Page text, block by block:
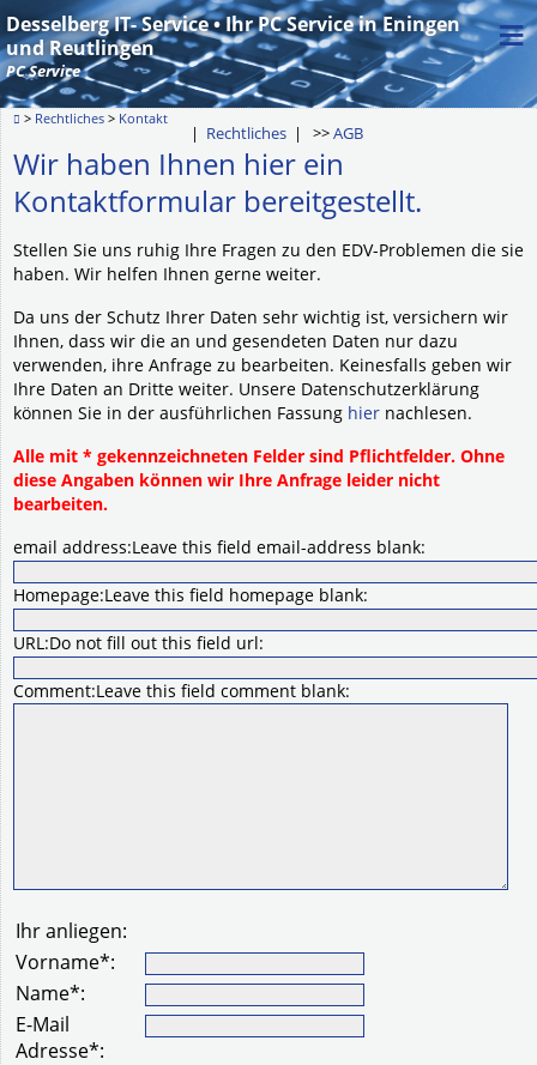
Desselberg IT- Service • Ihr PC Service in Eningen
und Reutlingen
PC Service
≡
> Rechtliches > Kontakt
| Rechtliches | >>AGB
Wir haben Ihnen hier ein
Kontaktformular bereitgestellt.
Stellen Sie uns ruhig Ihre Fragen zu den EDV-Problemen die sie
haben. Wir helfen Ihnen gerne weiter.
Da uns der Schutz Ihrer Daten sehr wichtig ist, versichern wir
Ihnen, dass wir die an und gesendeten Daten nur dazu
verwenden, ihre Anfrage zu bearbeiten. Keinesfalls geben wir
Ihre Daten an Dritte weiter. Unsere Datenschutzerklärung
können Sie in der ausführlichen Fassung hier nachlesen.
Alle mit * gekennzeichneten Felder sind Pflichtfelder. Ohne
diese Angaben können wir Ihre Anfrage leider nicht
bearbeiten.
email address:Leave this field email-address blank:
Homepage:Leave this field homepage blank:
URL:Do not fill out this field url:
Comment:Leave this field comment blank:
Ihr anliegen:
Vorname*:
Name*:
E-Mail
Adresse*: